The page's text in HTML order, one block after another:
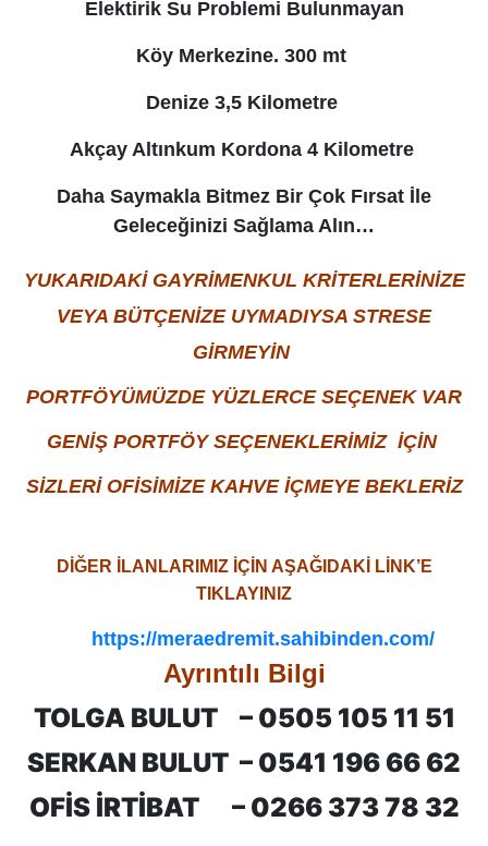
Elektirik Su Problemi Bulunmayan
Köy Merkezine. 300 mt
Denize 3,5 Kilometre
Akçay Altınkum Kordona 4 Kilometre
Daha Saymakla Bitmez Bir Çok Fırsat İle
Geleceğinizi Sağlama Alın…
YUKARIDAKİ GAYRİMENKUL KRİTERLERİNİZE
VEYA BÜTÇENİZE UYMADIYSA STRESE
GİRMEYİN
PORTFÖYÜMÜZDE YÜZLERCE SEÇENEK VAR
GENİŞ PORTFÖY SEÇENEKLERİMİZ İÇİN
SİZLERİ OFİSİMİZE KAHVE İÇMEYE BEKLERİZ
DİĞER İLANLARIMIZ İÇİN AŞAĞIDAKİ LİNK’E
TIKLAYINIZ
https://meraedremit.sahibinden.com/
Ayrıntılı Bilgi
TOLGA BULUT – 0505 105 11 51
SERKAN BULUT – 0541 196 66 62
OFİS İRTİBAT – 0266 373 78 32